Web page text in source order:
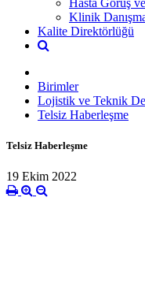
Klinik
Kalite Direktörlüğü
Birimler
Lojistik ve Teknik
Telsiz Haberleşme
Telsiz Haberleşme
19 Ekim 2022